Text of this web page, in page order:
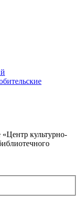
культурно-